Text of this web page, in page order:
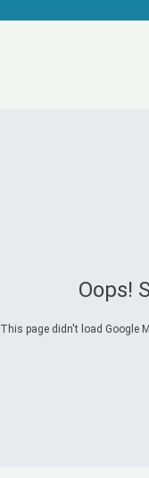
Oops!
This page didn't load Google